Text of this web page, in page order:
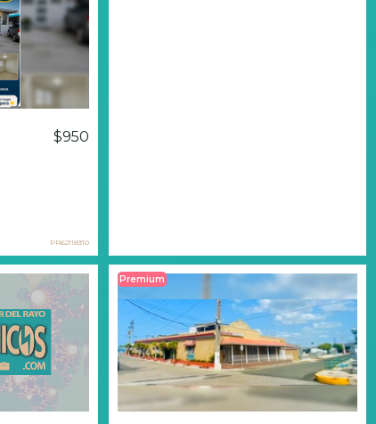
$950
PR62118310
Premium